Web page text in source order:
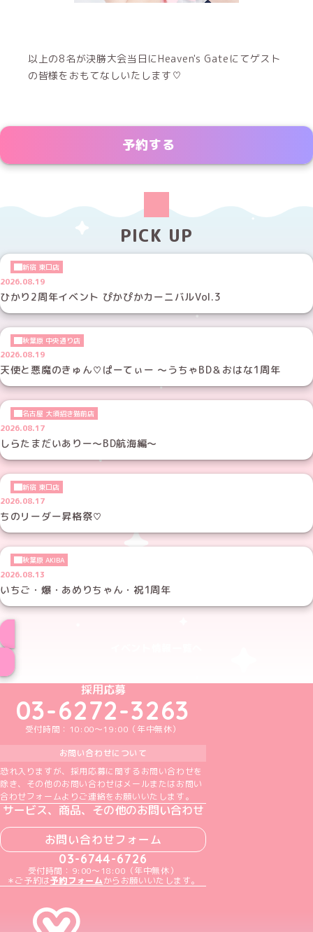
以上の8名が決勝大会当日にHeaven's Gateにてゲスト
の皆様をおもてなしいたします♡
予約する
PICK UP
新宿 東口店
2026.08.19
ひかり2周年イベント ぴかぴかカーニバルVol.3
秋葉原 中央通り店
2026.08.19
天使と悪魔のきゅん♡ぱーてぃー ～うちゃBD＆おはな1周年
名古屋 大須招き猫前店
2026.08.17
しらたまだいありー～BD航海編～
新宿 東口店
2026.08.17
ちのリーダー昇格祭♡
秋葉原 AKIBA
2026.08.13
いちご・爆・あめりちゃん・祝1周年
めいどりーみんTikTok公式アカウント
めいどりーみんX公式アカウント
めいどりーみんInstagram公式アカウント
めいどりーみんFacebook公式アカウン
めいどりーみんYouTube公式アカ
採用応募
03-6272-3263
受付時間：10:00～19:00（年中無休）
お問い合わせについて
恐れ入りますが、採用応募に関するお問い合わせを
除き、その他のお問い合わせはメールまたはお問い
合わせフォームよりご連絡をお願いいたします。
サービス、商品、その他のお問い合わせ
お問い合わせフォーム
03-6744-6726
受付時間：9:00～18:00（年中無休）
＊ご予約は予約フォームからお願いいたします。